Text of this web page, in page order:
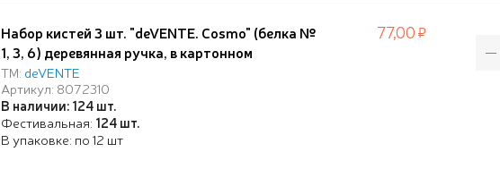
Набор кистей 3 шт. "deVENTE. Cosmo" (белка №
1, 3, 6) деревянная ручка, в картонном
блистере
ТМ: deVENTE
Артикул: 8072310
В наличии: 124 шт.
Фестивальная: 124 шт.
В упаковке: по 12 шт
77,00